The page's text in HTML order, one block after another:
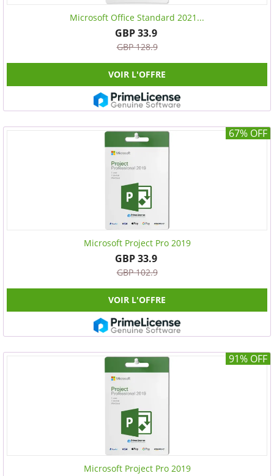
Microsoft Office Standard 2021...
GBP 33.9
GBP 128.9
VOIR L'OFFRE
67% OFF
Microsoft Project Pro 2019
GBP 33.9
GBP 102.9
VOIR L'OFFRE
91% OFF
Microsoft Project Pro 2019